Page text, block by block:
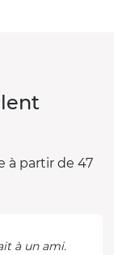
à partir de 47
à un ami.